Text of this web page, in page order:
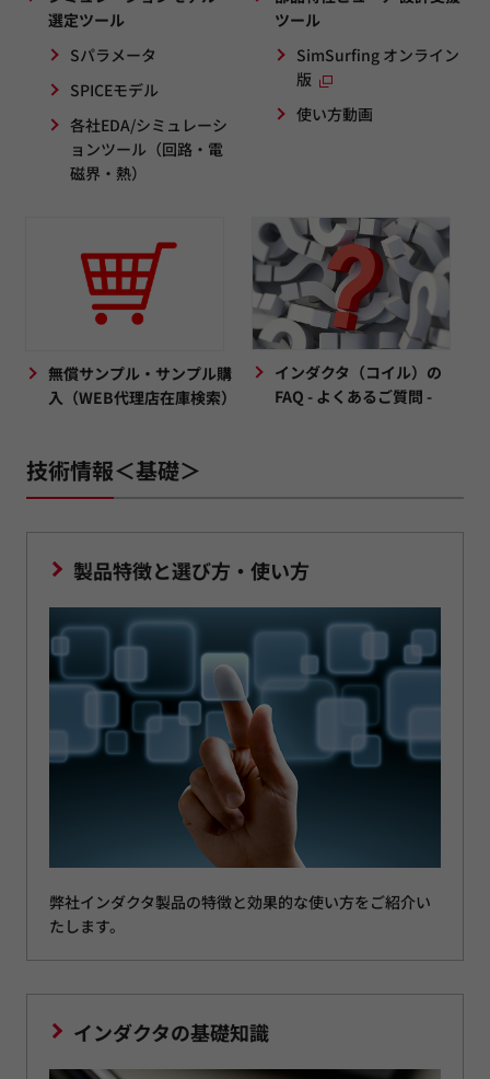
選定ツール
Sパラメータ
SPICEモデル
各社EDA/シミュレーシ
ョンツール（回路・電
磁界・熱）
ツール
SimSurfing オンライン
版
使い方動画
無償サンプル・サンプル購
入（WEB代理店在庫検索）
インダクタ（コイル）の
FAQ - よくあるご質問 -
技術情報＜基礎＞
製品特徴と選び方・使い方
弊社インダクタ製品の特徴と効果的な使い方をご紹介い
たします。
インダクタの基礎知識